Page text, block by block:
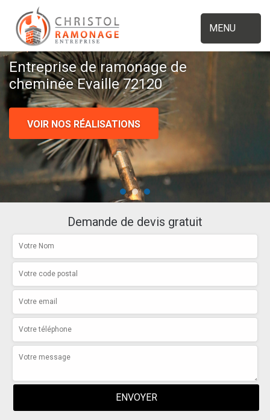
MENU
Entreprise de ramonage de
cheminée Evaille 72120
VOIR NOS RÉALISATIONS
Demande de devis gratuit